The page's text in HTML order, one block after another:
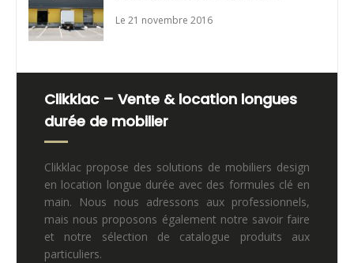
Le 21 novembre 2016
Clikklac – Vente & location longues
durée de mobilier
Clikklac propose des solutions de mobiliers design
en location longue durée avec des formules clé en
main. Nous nous adressons aux professionnels,
mais nous proposons également notre savoir faire
et notre sélection de catalogue produits aux
particuliers.